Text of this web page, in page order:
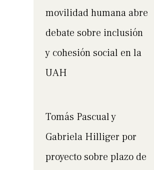
movilidad humana abre
debate sobre inclusión
y cohesión social en la
UAH
Tomás Pascual y
Gabriela Hilliger por
proyecto sobre plazo de